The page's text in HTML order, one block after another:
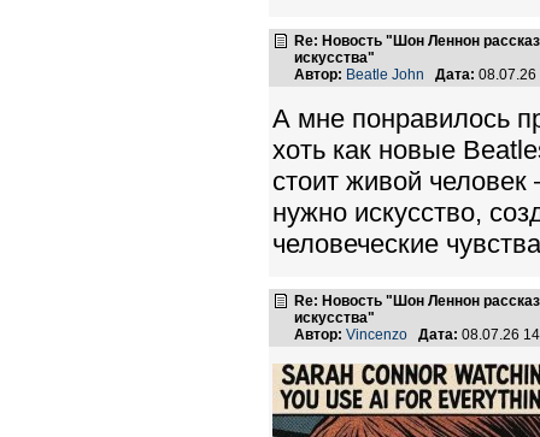
Re: Новость "Шон Леннон
искусства"
Автор: Beatle John Дата:
А мне понравилось
хоть как новые
стоит живой
нужно искусство,
человеческие
Re: Новость "Шон Леннон
искусства"
Автор: Vincenzo Дата: 08.07.26